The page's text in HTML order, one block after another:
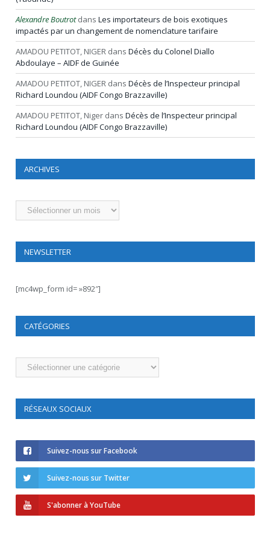
Alexandre Boutrotdans Les importateurs de bois exotiques
impactés par un changement de nomenclature tarifaire
AMADOU PETITOT, NIGER dans Décès du Colonel Diallo
Abdoulaye – AIDF de Guinée
AMADOU PETITOT, NIGER dans Décès de l’Inspecteur principal
Richard Loundou (AIDF Congo Brazzaville)
AMADOU PETITOT, Niger dans Décès de l’Inspecteur principal
Richard Loundou (AIDF Congo Brazzaville)
ARCHIVES
Archives
NEWSLETTER
[mc4wp_form id= »892″]
CATÉGORIES
Catégories
RÉSEAUX SOCIAUX
Suivez-nous sur Facebook
Suivez-nous sur Twitter
S'abonner à YouTube